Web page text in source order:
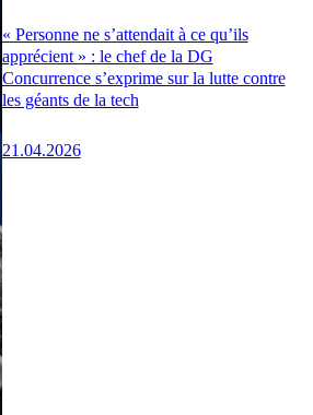
« Personne ne s’attendait à ce qu’ils
apprécient » : le chef de la DG
Concurrence s’exprime sur la lutte contre
les géants de la tech
21.04.2026